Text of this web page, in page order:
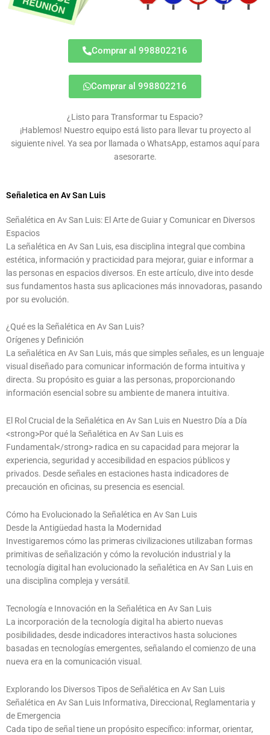
Comprar al 998802216
Comprar al 998802216
¿Listo para Transformar tu Espacio?
¡Hablemos! Nuestro equipo está listo para llevar tu proyecto al
siguiente nivel. Ya sea por llamada o WhatsApp, estamos aquí para
asesorarte.
Señaletica en Av San Luis
Señalética en Av San Luis: El Arte de Guiar y Comunicar en Diversos
Espacios
La señalética en Av San Luis, esa disciplina integral que combina
estética, información y practicidad para mejorar, guiar e informar a
las personas en espacios diversos. En este artículo, dive into desde
sus fundamentos hasta sus aplicaciones más innovadoras, pasando
por su evolución.
¿Qué es la Señalética en Av San Luis?
Orígenes y Definición
La señalética en Av San Luis, más que simples señales, es un lenguaje
visual diseñado para comunicar información de forma intuitiva y
directa. Su propósito es guiar a las personas, proporcionando
información esencial sobre su ambiente de manera intuitiva.
El Rol Crucial de la Señalética en Av San Luis en Nuestro Día a Día
<strong>Por qué la Señalética en Av San Luis es
Fundamental</strong> radica en su capacidad para mejorar la
experiencia, seguridad y accesibilidad en espacios públicos y
privados. Desde señales en estaciones hasta indicadores de
precaución en oficinas, su presencia es esencial.
Cómo ha Evolucionado la Señalética en Av San Luis
Desde la Antigüedad hasta la Modernidad
Investigaremos cómo las primeras civilizaciones utilizaban formas
primitivas de señalización y cómo la revolución industrial y la
tecnología digital han evolucionado la señalética en Av San Luis en
una disciplina compleja y versátil.
Tecnología e Innovación en la Señalética en Av San Luis
La incorporación de la tecnología digital ha abierto nuevas
posibilidades, desde indicadores interactivos hasta soluciones
basadas en tecnologías emergentes, señalando el comienzo de una
nueva era en la comunicación visual.
Explorando los Diversos Tipos de Señalética en Av San Luis
Señalética en Av San Luis Informativa, Direccional, Reglamentaria y
de Emergencia
Cada tipo de señal tiene un propósito específico: informar, orientar,